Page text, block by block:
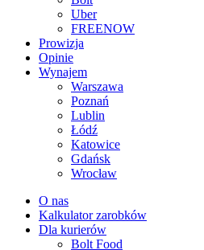
Uber
FREENOW
Prowizja
Opinie
Wynajem
Warszawa
Poznań
Lublin
Łódź
Katowice
Gdańsk
Wrocław
O nas
Kalkulator zarobków
Dla kurierów
Bolt Food